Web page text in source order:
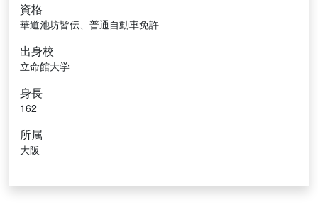
資格
華道池坊皆伝、普通自動車免許
出身校
立命館大学
身長
162
所属
大阪